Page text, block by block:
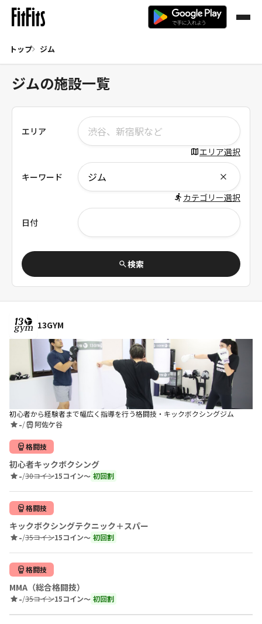
トップ ジム
ジムの施設一覧
エリア
エリア選択
キーワード
カテゴリー選択
日付
検索
13GYM
初心者から経験者まで幅広く指導を行う格闘技・キックボクシングジム
-/ 阿佐ケ谷
格闘技
初心者キックボクシング
-/30コイン15コイン〜 初回割
格闘技
キックボクシングテクニック＋スパー
-/35コイン15コイン〜 初回割
格闘技
MMA（総合格闘技）
-/35コイン15コイン〜 初回割